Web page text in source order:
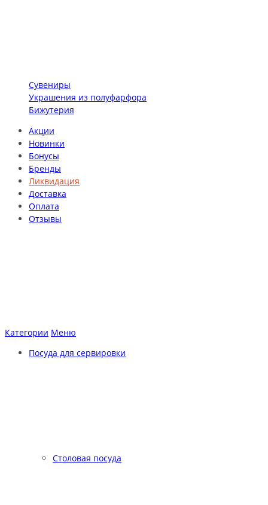
Сувениры
Украшения из полуфарфора
Бижутерия
Акции
Новинки
Бонусы
Бренды
Ликвидация
Доставка
Оплата
Отзывы
Категории Меню
Посуда для сервировки
Столовая посуда